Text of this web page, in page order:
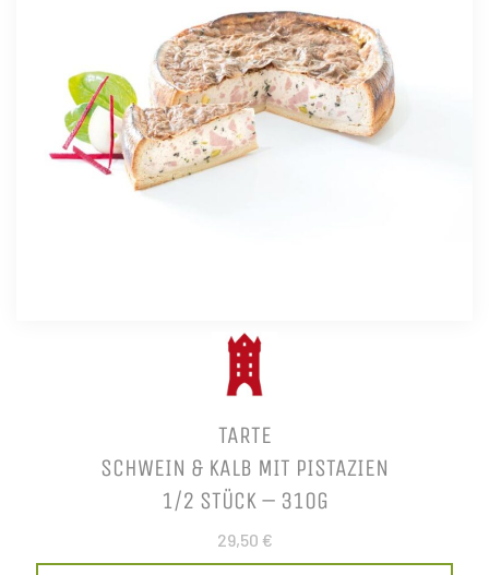
TARTE
SCHWEIN & KALB MIT PISTAZIEN
1/2 STÜCK – 310G
29,50 €